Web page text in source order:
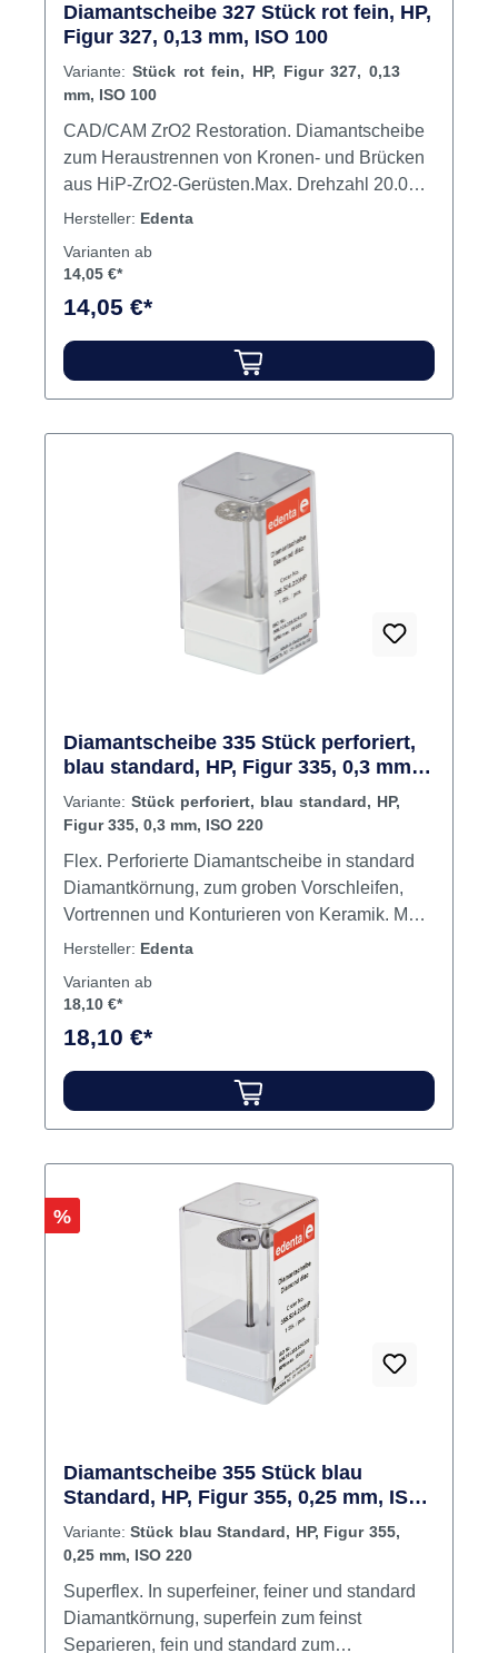
Diamantscheibe 327 Stück rot fein, HP,
Figur 327, 0,13 mm, ISO 100
Variante: Stück rot fein, HP, Figur 327, 0,13
mm, ISO 100
CAD/CAM ZrO2 Restoration. Diamantscheibe
zum Heraustrennen von Kronen- und Brücken
aus HiP-ZrO2-Gerüsten.Max. Drehzahl 20.000
U/min.Kronen- und Brückentechnik Inhalt
Hersteller: Edenta
Varianten ab
14,05 €*
14,05 €*
Diamantscheibe 335 Stück perforiert,
blau standard, HP, Figur 335, 0,3 mm,
ISO 220
Variante: Stück perforiert, blau standard, HP,
Figur 335, 0,3 mm, ISO 220
Flex. Perforierte Diamantscheibe in standard
Diamantkörnung, zum groben Vorschleifen,
Vortrennen und Konturieren von Keramik. Max.
Drehzahl 15.000 U/min. Modellgußtechnik,
Hersteller: Edenta
Varianten ab
18,10 €*
18,10 €*
Rabatt
%
Diamantscheibe 355 Stück blau
Standard, HP, Figur 355, 0,25 mm, ISO
220
Variante: Stück blau Standard, HP, Figur 355,
0,25 mm, ISO 220
Superflex. In superfeiner, feiner und standard
Diamantkörnung, superfein zum feinst
Separieren, fein und standard zum